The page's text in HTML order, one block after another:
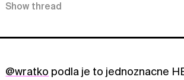
Show thread
@wratko podla je to jednoznacne